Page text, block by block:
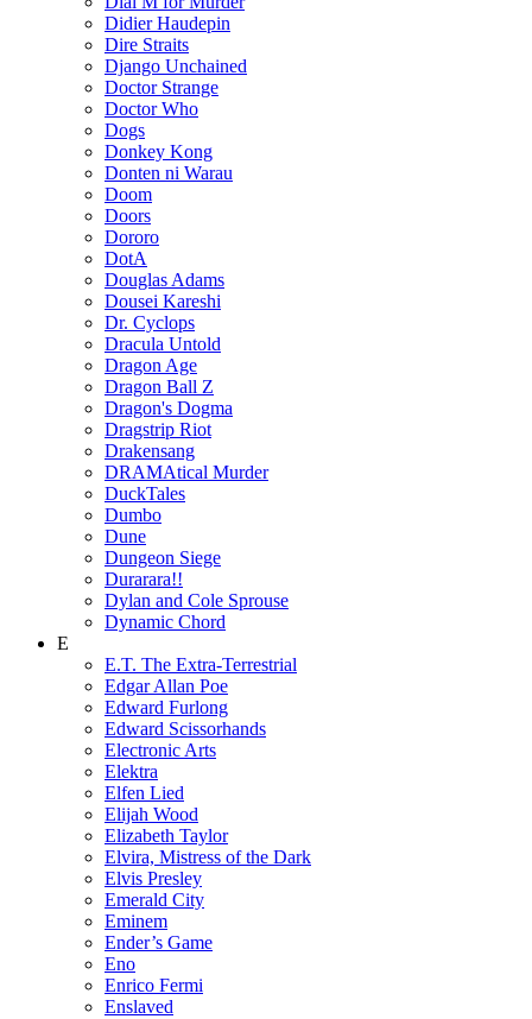
Didier Haudepin
Dire Straits
Django Unchained
Doctor Strange
Doctor Who
Dogs
Donkey Kong
Donten ni Warau
Doom
Doors
Dororo
DotA
Douglas Adams
Dousei Kareshi
Dr. Cyclops
Dracula Untold
Dragon Age
Dragon Ball Z
Dragon's Dogma
Dragstrip Riot
Drakensang
DRAMAtical Murder
DuckTales
Dumbo
Dune
Dungeon Siege
Durarara!!
Dylan and Cole Sprouse
Dynamic Chord
E
E.T. The Extra-Terrestrial
Edgar Allan Poe
Edward Furlong
Edward Scissorhands
Electronic Arts
Elektra
Elfen Lied
Elijah Wood
Elizabeth Taylor
Elvira, Mistress of the Dark
Elvis Presley
Emerald City
Eminem
Ender’s Game
Eno
Enrico Fermi
Enslaved